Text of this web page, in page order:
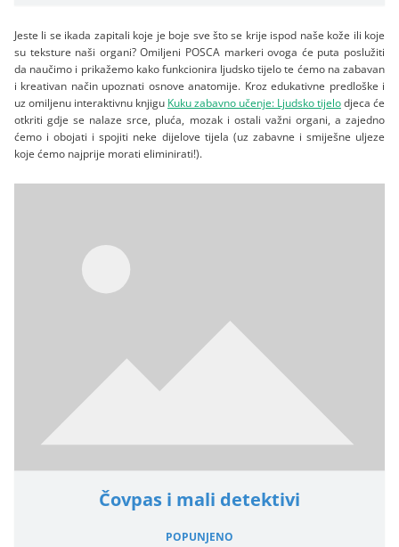
Jeste li se ikada zapitali koje je boje sve što se krije ispod naše kože ili koje
su teksture naši organi? Omiljeni POSCA markeri ovoga će puta poslužiti
da naučimo i prikažemo kako funkcionira ljudsko tijelo te ćemo na zabavan
i kreativan način upoznati osnove anatomije. Kroz edukativne predloške i
uz omiljenu interaktivnu knjigu Kuku zabavno učenje: Ljudsko tijelodjeca će
otkriti gdje se nalaze srce, pluća, mozak i ostali važni organi, a zajedno
ćemo i obojati i spojiti neke dijelove tijela (uz zabavne i smiješne uljeze
koje ćemo najprije morati eliminirati!).
Čovpas i mali detektivi
POPUNJENO